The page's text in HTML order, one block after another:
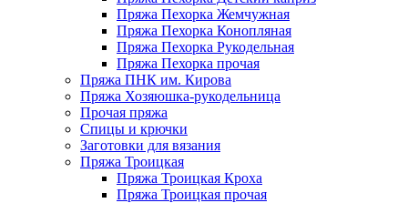
Пряжа Пехорка Жемчужная
Пряжа Пехорка Конопляная
Пряжа Пехорка Рукодельная
Пряжа Пехорка прочая
Пряжа ПНК им. Кирова
Пряжа Хозяюшка-рукодельница
Прочая пряжа
Спицы и крючки
Заготовки для вязания
Пряжа Троицкая
Пряжа Троицкая Кроха
Пряжа Троицкая прочая